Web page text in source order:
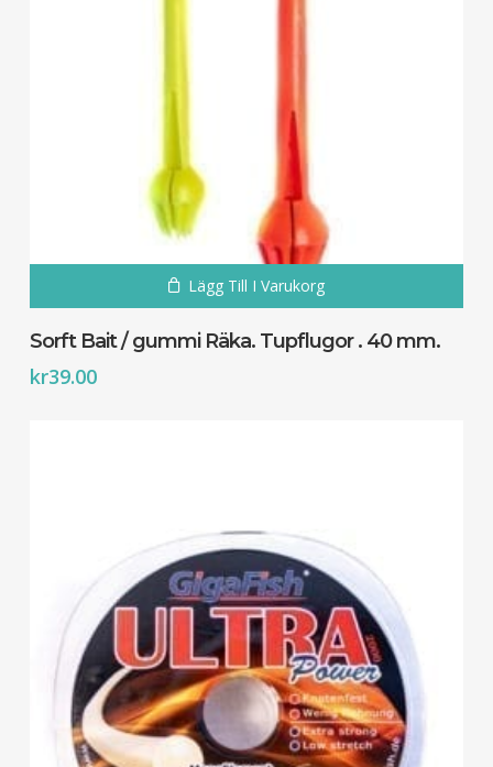
Lägg Till I Varukorg
Sorft Bait / gummi Räka. Tupflugor . 40 mm.
kr39.00